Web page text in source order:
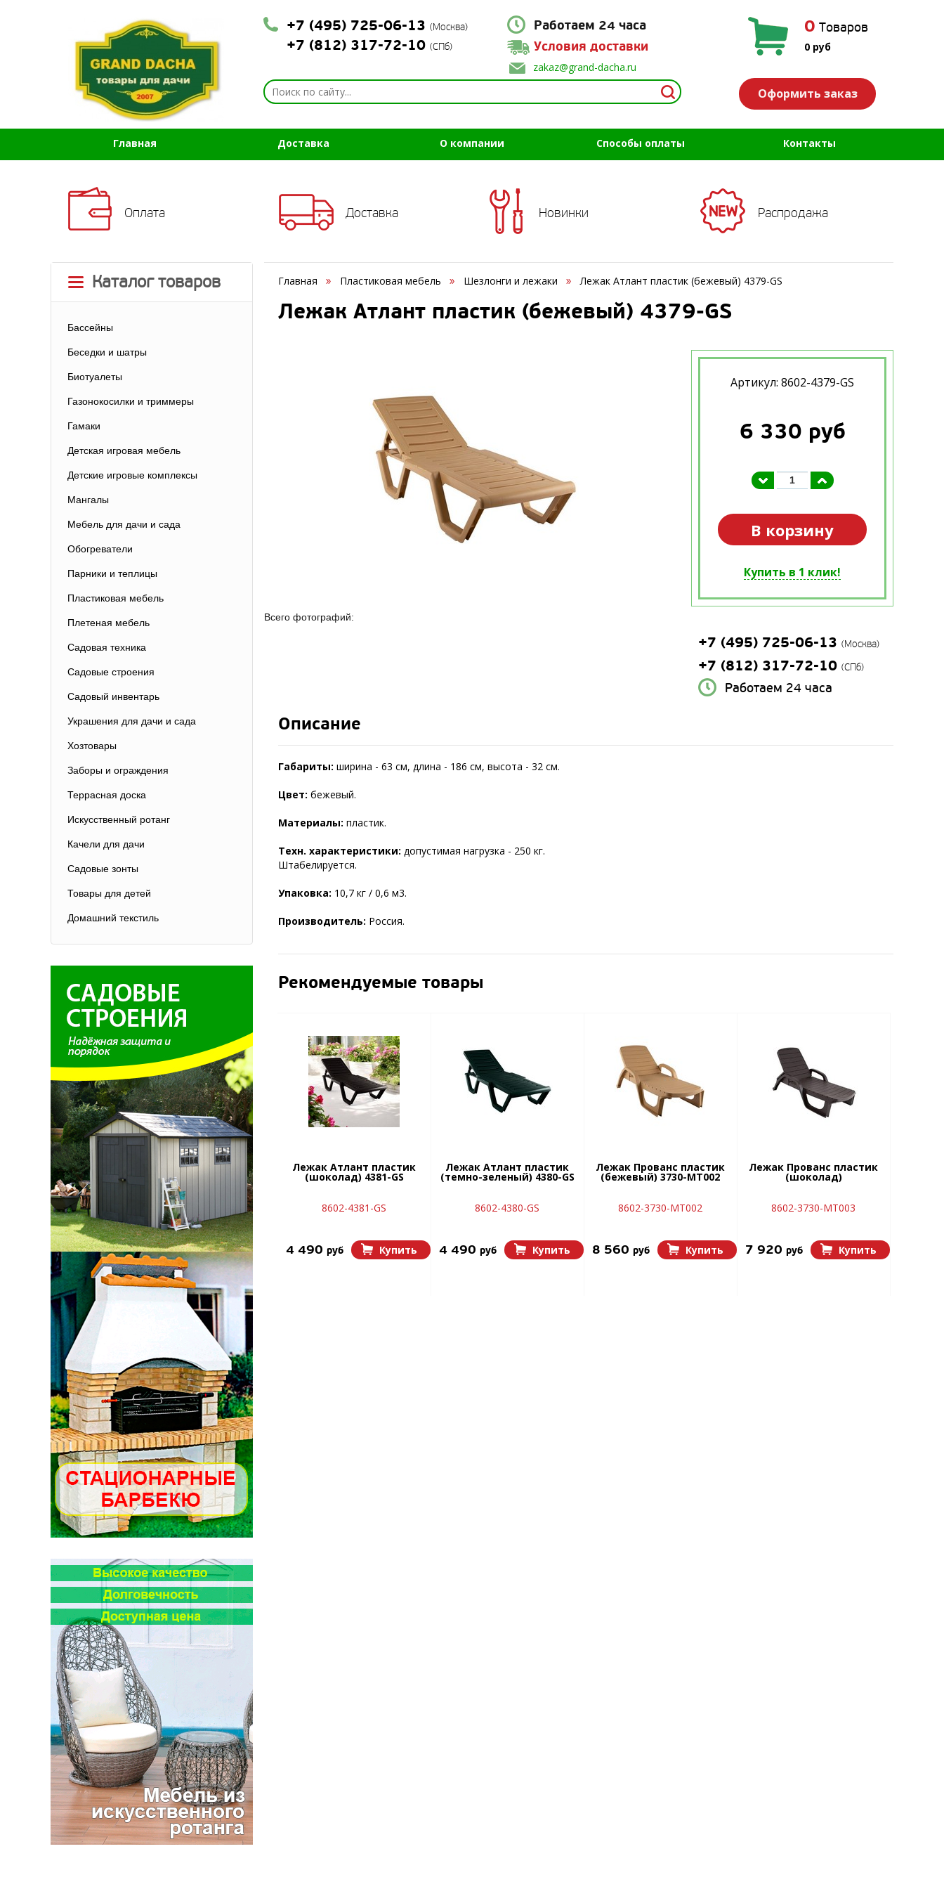
+7 (495) 725-06-13 (Москва)
+7 (812) 317-72-10 (СПб)
Работаем 24 часа
Условия доставки
zakaz@grand-dacha.ru
0 Товаров
0 руб
Оформить заказ
Главная Доставка О компании Способы оплаты Контакты
Оплата Доставка Новинки Распродажа
Каталог товаров
Бассейны
Беседки и шатры
Биотуалеты
Газонокосилки и триммеры
Гамаки
Детская игровая мебель
Детские игровые комплексы
Мангалы
Мебель для дачи и сада
Обогреватели
Парники и теплицы
Пластиковая мебель
Плетеная мебель
Садовая техника
Садовые строения
Садовый инвентарь
Украшения для дачи и сада
Хозтовары
Заборы и ограждения
Террасная доска
Искусственный ротанг
Качели для дачи
Садовые зонты
Товары для детей
Домашний текстиль
Главная Пластиковая мебель Шезлонги и лежаки Лежак Атлант пластик (бежевый) 4379-GS
Лежак Атлант пластик (бежевый) 4379-GS
Всего фотографий:
Артикул: 8602-4379-GS
6 330 руб
В корзину
Купить в 1 клик!
+7 (495) 725-06-13 (Москва)
+7 (812) 317-72-10 (СПб)
Работаем 24 часа
Описание
Габариты: ширина - 63 см, длина - 186 см, высота - 32 см.
Цвет: бежевый.
Материалы: пластик.
Техн. характеристики: допустимая нагрузка - 250 кг.
Штабелируется.
Упаковка: 10,7 кг / 0,6 м3.
Производитель: Россия.
Рекомендуемые товары
Лежак Атлант пластик
(шоколад) 4381-GS
8602-4381-GS
4 490 руб Купить
Лежак Атлант пластик
(темно-зеленый) 4380-GS
8602-4380-GS
4 490 руб Купить
Лежак Прованс пластик
(бежевый) 3730-МТ002
8602-3730-МТ002
8 560 руб Купить
Лежак Прованс пластик
(шоколад)
8602-3730-МТ003
7 920 руб Купить